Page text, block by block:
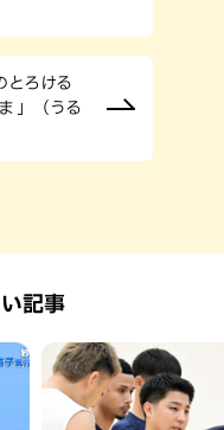
とろける
」（うる
記事